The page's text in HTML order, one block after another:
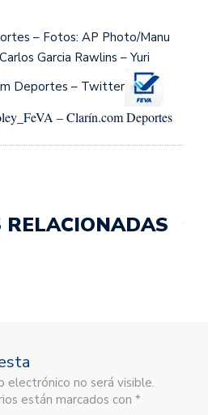
– Fotos: AP Photo/Manu
Garcia Rawlins – Yuri
Deportes – Twitter
– Clarín.com Deportes
electrónico no será visible.
están marcados con *